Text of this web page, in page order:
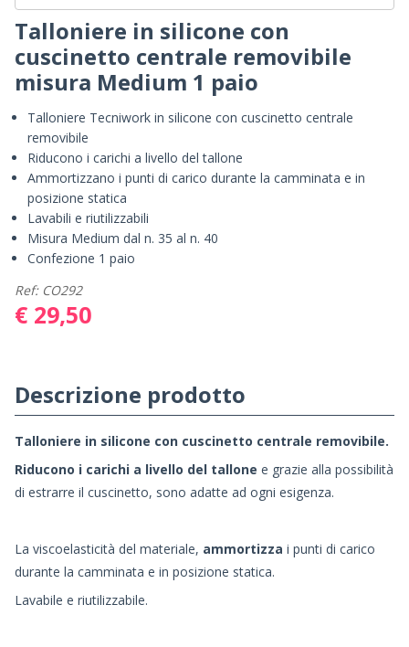
Talloniere in silicone con
cuscinetto centrale removibile
misura Medium 1 paio
Talloniere Tecniwork in silicone con cuscinetto centrale
removibile
Riducono i carichi a livello del tallone
Ammortizzano i punti di carico durante la camminata e in
posizione statica
Lavabili e riutilizzabili
Misura Medium dal n. 35 al n. 40
Confezione 1 paio
Ref: CO292
€ 29,50
Descrizione prodotto
Talloniere in silicone con cuscinetto centrale removibile.
Riducono i carichi a livello del tallone e grazie alla possibilità
di estrarre il cuscinetto, sono adatte ad ogni esigenza.
La viscoelasticità del materiale, ammortizza i punti di carico
durante la camminata e in posizione statica.
Lavabile e riutilizzabile.